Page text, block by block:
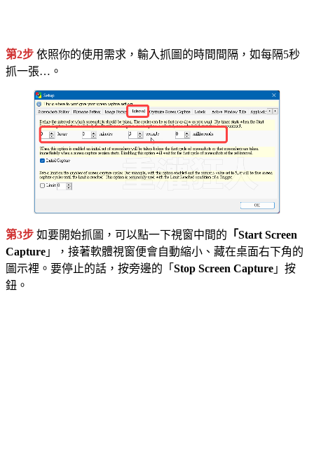
第2步 依照你的使用需求，輸入抓圖的時間間隔，如每隔5秒
抓一張…。
第3步 如要開始抓圖，可以點一下視窗中間的 「Start Screen
Capture 」，接著軟體視窗便會自動縮小、藏在桌面右下角的
圖示裡。要停止的話，按旁邊的「 Stop Screen Capture 」按
鈕。